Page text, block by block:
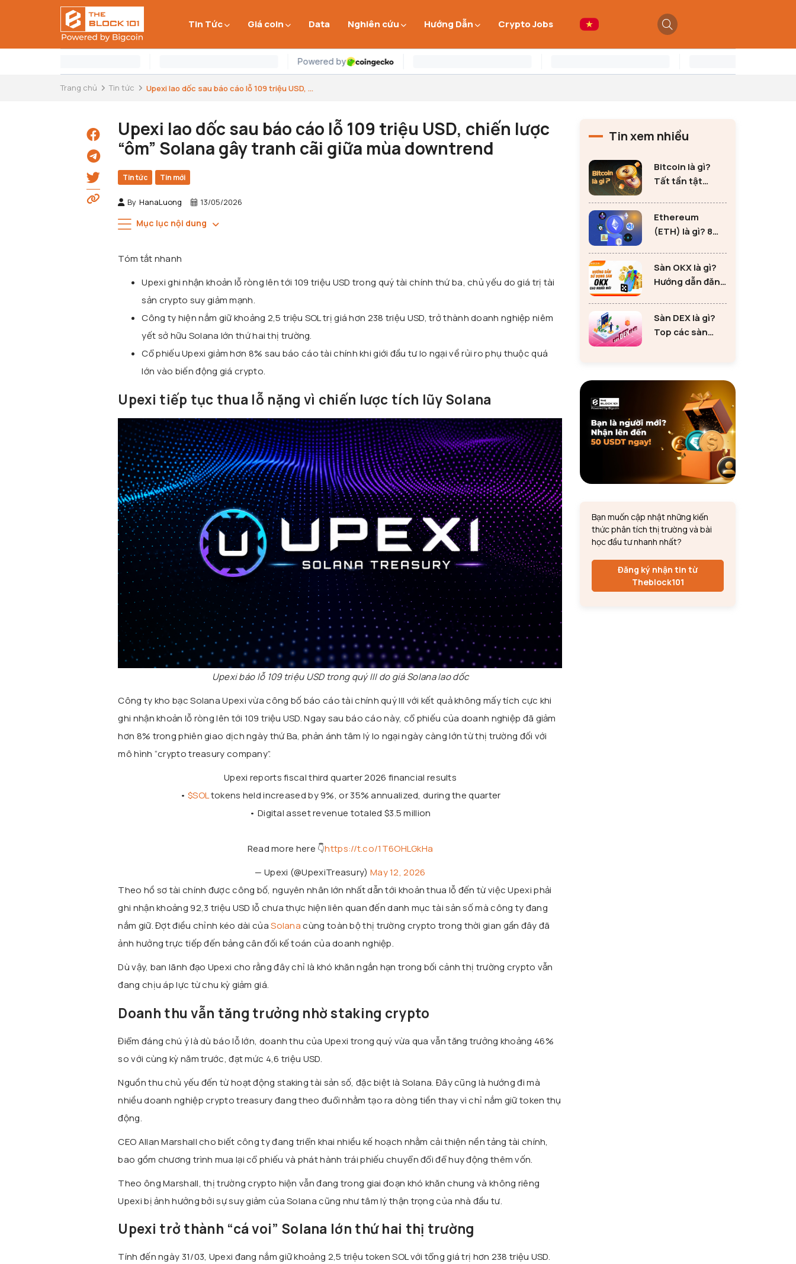
Tin Tức Giá coin Data Nghiên cứu Hướng Dẫn Crypto Jobs
Trang chủ Tin tức Upexi lao dốc sau báo cáo lỗ 109 triệu USD, ...
Upexi lao dốc sau báo cáo lỗ 109 triệu USD, chiến lược
“ôm” Solana gây tranh cãi giữa mùa downtrend
Tin tức Tin mới
By HanaLuong 13/05/2026
Mục lục nội dung
Tóm tắt nhanh
Upexi ghi nhận khoản lỗ ròng lên tới 109 triệu USD trong quý tài chính thứ ba, chủ yếu do giá trị tài
sản crypto suy giảm mạnh.
Công ty hiện nắm giữ khoảng 2,5 triệu SOL trị giá hơn 238 triệu USD, trở thành doanh nghiệp niêm
yết sở hữu Solana lớn thứ hai thị trường.
Cổ phiếu Upexi giảm hơn 8% sau báo cáo tài chính khi giới đầu tư lo ngại về rủi ro phụ thuộc quá
lớn vào biến động giá crypto.
Upexi tiếp tục thua lỗ nặng vì chiến lược tích lũy Solana
Upexi báo lỗ 109 triệu USD trong quý III do giá Solana lao dốc
Công ty kho bạc Solana Upexi vừa công bố báo cáo tài chính quý III với kết quả không mấy tích cực khi
ghi nhận khoản lỗ ròng lên tới 109 triệu USD. Ngay sau báo cáo này, cổ phiếu của doanh nghiệp đã giảm
hơn 8% trong phiên giao dịch ngày thứ Ba, phản ánh tâm lý lo ngại ngày càng lớn từ thị trường đối với
mô hình “crypto treasury company”.
Upexi reports fiscal third quarter 2026 financial results
•$SOLtokens held increased by 9%, or 35% annualized, during the quarter
• Digital asset revenue totaled $3.5 million
Read more here 👇https://t.co/1T6OHLGkHa
— Upexi (@UpexiTreasury) May 12, 2026
Theo hồ sơ tài chính được công bố, nguyên nhân lớn nhất dẫn tới khoản thua lỗ đến từ việc Upexi phải
ghi nhận khoảng 92,3 triệu USD lỗ chưa thực hiện liên quan đến danh mục tài sản số mà công ty đang
nắm giữ. Đợt điều chỉnh kéo dài củaSolanacùng toàn bộ thị trường crypto trong thời gian gần đây đã
ảnh hưởng trực tiếp đến bảng cân đối kế toán của doanh nghiệp.
Dù vậy, ban lãnh đạo Upexi cho rằng đây chỉ là khó khăn ngắn hạn trong bối cảnh thị trường crypto vẫn
đang chịu áp lực từ chu kỳ giảm giá.
Doanh thu vẫn tăng trưởng nhờ staking crypto
Điểm đáng chú ý là dù báo lỗ lớn, doanh thu của Upexi trong quý vừa qua vẫn tăng trưởng khoảng 46%
so với cùng kỳ năm trước, đạt mức 4,6 triệu USD.
Nguồn thu chủ yếu đến từ hoạt động staking tài sản số, đặc biệt là Solana. Đây cũng là hướng đi mà
nhiều doanh nghiệp crypto treasury đang theo đuổi nhằm tạo ra dòng tiền thay vì chỉ nắm giữ token thụ
động.
CEO Allan Marshall cho biết công ty đang triển khai nhiều kế hoạch nhằm cải thiện nền tảng tài chính,
bao gồm chương trình mua lại cổ phiếu và phát hành trái phiếu chuyển đổi để huy động thêm vốn.
Theo ông Marshall, thị trường crypto hiện vẫn đang trong giai đoạn khó khăn chung và không riêng
Upexi bị ảnh hưởng bởi sự suy giảm của Solana cũng như tâm lý thận trọng của nhà đầu tư.
Upexi trở thành “cá voi” Solana lớn thứ hai thị trường
Tính đến ngày 31/03, Upexi đang nắm giữ khoảng 2,5 triệu token SOL với tổng giá trị hơn 238 triệu USD.
Tin xem nhiều
Bitcoin là gì?
Tất tần tật
Bitcoin
Ethereum
(ETH) là gì? 8
tư Ethereum
Sàn OKX là gì?
Hướng dẫn đăng
mới
Sàn DEX là gì?
Top các sàn
Bạn muốn cập nhật những kiến
thức phân tích thị trường và bài
học đầu tư nhanh nhất?
Đăng ký nhận tin từ
Theblock101